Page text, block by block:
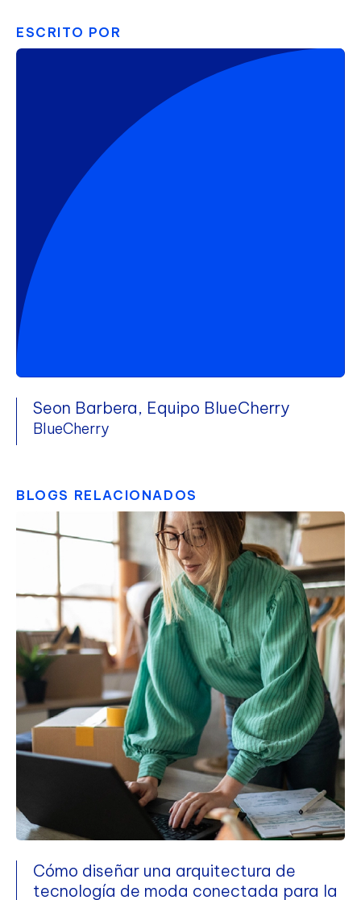
ESCRITO POR
Seon Barbera, Equipo BlueCherry
BlueCherry
BLOGS RELACIONADOS
Cómo diseñar una arquitectura de
tecnología de moda conectada para la